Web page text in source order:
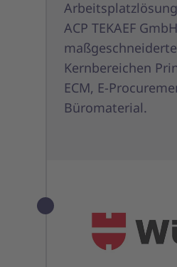
ACP TEKAEF GmbH
Kernbereichen
ECM, E-
Büromaterial.